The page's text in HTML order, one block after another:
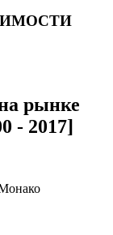
рынке
- 2017]